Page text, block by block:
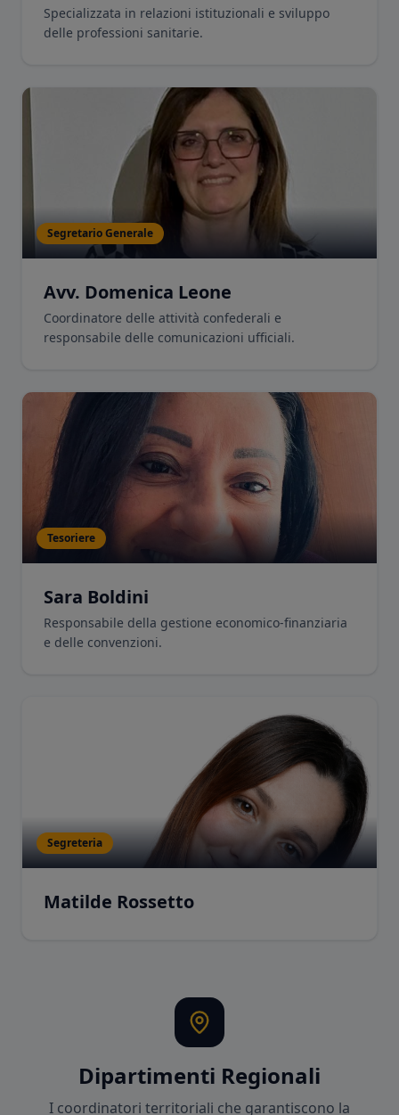
Specializzata in relazioni istituzionali e sviluppo
delle professioni sanitarie.
Segretario Generale
Avv. Domenica Leone
Coordinatore delle attività confederali e
responsabile delle comunicazioni ufficiali.
Tesoriere
Sara Boldini
Responsabile della gestione economico-finanziaria
e delle convenzioni.
Segreteria
Matilde Rossetto
Dipartimenti Regionali
I coordinatori territoriali che garantiscono la